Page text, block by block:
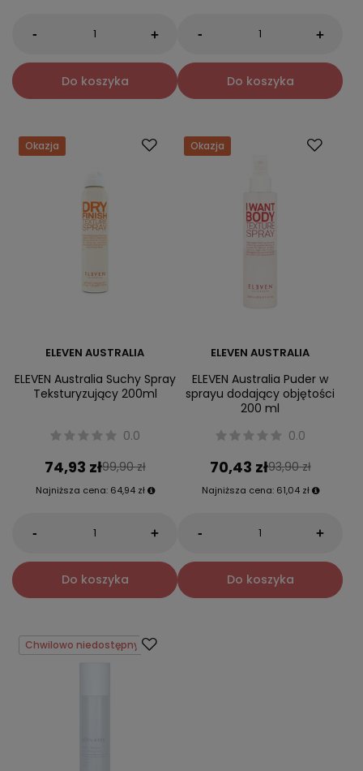
- +
Do koszyka
- +
Do koszyka
Okazja
ELEVEN AUSTRALIA
ELEVEN Australia Suchy Spray
Teksturyzujący 200ml
0.0
74,93 zł99,90 zł
Najniższa cena: 64,94 zł
- +
Do koszyka
Okazja
ELEVEN AUSTRALIA
ELEVEN Australia Puder w
sprayu dodający objętości
200 ml
0.0
70,43 zł93,90 zł
Najniższa cena: 61,04 zł
- +
Do koszyka
Chwilowo niedostępny